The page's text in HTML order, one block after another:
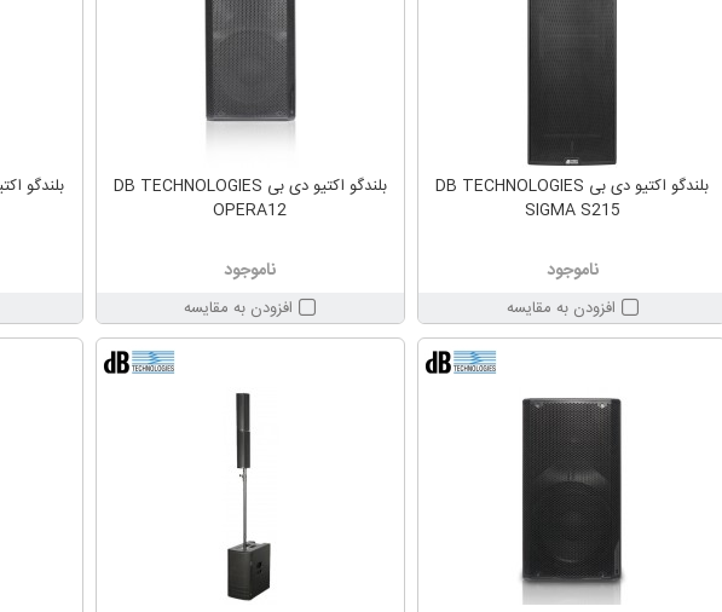
بلندگو اکتیو دی بی DB TECHNOLOGIES
SIGMA S215
ناموجود
افزودن به مقایسه
بلندگو اکتیو دی بی DB TECHNOLOGIES
OPERA12
ناموجود
افزودن به مقایسه